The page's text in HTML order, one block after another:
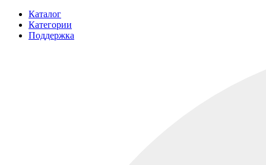
Каталог
Категории
Поддержка